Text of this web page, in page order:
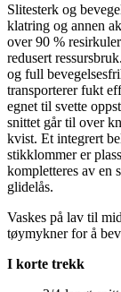
Slitesterk og
klatring og annen
over 90 %
redusert
og full
transporterer fukt
egnet til svette opp
snittet går til over
kvist. Et integrert
stikklommer er
kompletteres av en
glidelås.
Vaskes på lav til
tøymykner for å
I korte trekk